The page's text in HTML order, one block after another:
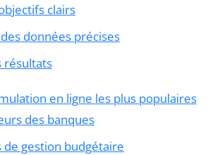
clairs
données précises
résultats
en ligne les plus populaires
des banques
de gestion budgétaire